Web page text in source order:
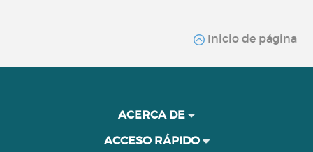
Inicio de página
ACERCA DE
ACCESO RÁPIDO